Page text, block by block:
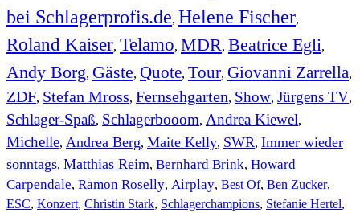
bei Schlagerprofis.de, Helene Fischer,
Roland Kaiser, Telamo, MDR, Beatrice Egli,
Andy Borg, Gäste, Quote, Tour, Giovanni Zarrella,
ZDF, Stefan Mross, Fernsehgarten, Show, Jürgens TV,
Schlager-Spaß, Schlagerbooom, Andrea Kiewel,
Michelle, Andrea Berg, Maite Kelly, SWR, Immer wieder
sonntags, Matthias Reim, Bernhard Brink, Howard
Carpendale, Ramon Roselly, Airplay, Best Of, Ben Zucker,
ESC, Konzert, Christin Stark, Schlagerchampions, Stefanie Hertel,